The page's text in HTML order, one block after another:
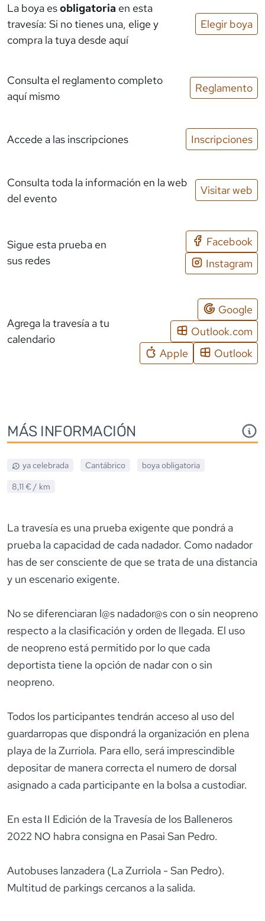
La boya esobligatoria en esta
travesía: Si no tienes una, elige y
compra la tuya desde aquí
Elegir boya
Consulta el reglamento completo
aquí mismo
Reglamento
Accede a las inscripciones Inscripciones
Consulta toda la información en la web
del evento
Visitar web
Sigue esta prueba en
sus redes
Facebook
Instagram
Agrega la travesía a tu
calendario
Google
Outlook.com
Apple
Outlook
MÁS INFORMACIÓN
ya celebrada Cantábrico
boya obligatoria
8,11 € / km
La travesía es una prueba exigente que pondrá a
prueba la capacidad de cada nadador. Como nadador
has de ser consciente de que se trata de una distancia
y un escenario exigente.
No se diferenciaran l@s nadador@s con o sin neopreno
respecto a la clasificación y orden de llegada. El uso
de neopreno está permitido por lo que cada
deportista tiene la opción de nadar con o sin
neopreno.
Todos los participantes tendrán acceso al uso del
guardarropas que dispondrá la organización en plena
playa de la Zurriola. Para ello, será imprescindible
depositar de manera correcta el numero de dorsal
asignado a cada participante en la bolsa a custodiar.
En esta II Edición de la Travesía de los Balleneros
2022 NO habra consigna en Pasai San Pedro.
Autobuses lanzadera (La Zurriola - San Pedro).
Multitud de parkings cercanos a la salida.